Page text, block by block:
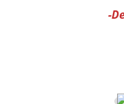
-